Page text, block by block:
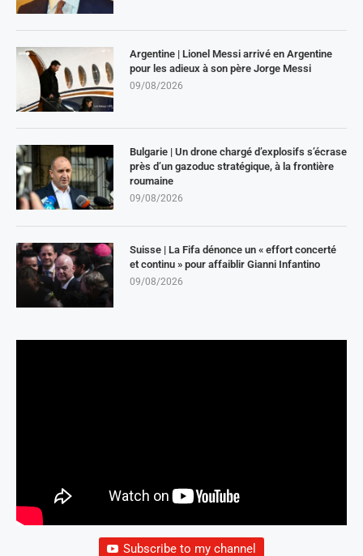
Argentine | Lionel Messi arrivé en Argentine
pour les adieux à son père Jorge Messi
09/08/2026
Bulgarie | Un drone chargé d’explosifs s’écrase
près d’un gazoduc stratégique, à la frontière
roumaine
09/08/2026
Suisse | La Fifa dénonce un « effort concerté
et continu » pour affaiblir Gianni Infantino
09/08/2026
Subscribe to my channel